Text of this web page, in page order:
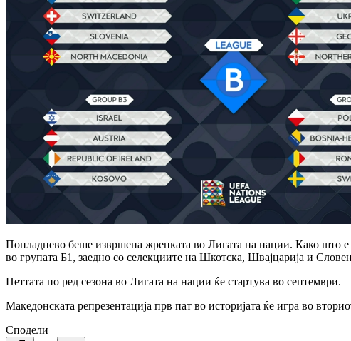
Попладнево беше извршена жрепката во Лигата на нации. Како што е
во групата Б1, заедно со селекциите на Шкотска, Швајцарија и
Петтата по ред сезона во Лигата на нации ќе стартува во септември.
Македонската репрезентација прв пат во историјата ќе игра во
Сподели